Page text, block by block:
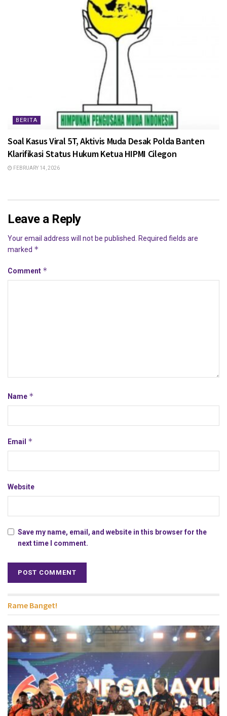
BERITA
Soal Kasus Viral 5T, Aktivis Muda Desak Polda Banten
Klarifikasi Status Hukum Ketua HIPMI Cilegon
FEBRUARY 14, 2026
Leave a Reply
Your email address will not be published. Required fields are
marked *
Comment *
Name *
Email *
Website
Save my name, email, and website in this browser for the
next time I comment.
Rame Banget!